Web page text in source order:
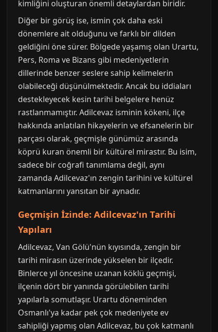
kimliğini oluşturan önemli detaylardan biridir.
Diğer bir görüş ise, ismin çok daha eski
dönemlere ait olduğunu ve farklı bir dilden
geldiğini öne sürer. Bölgede yaşamış olan Urartu,
Pers, Roma ve Bizans gibi medeniyetlerin
dillerinde benzer seslere sahip kelimelerin
olabileceği düşünülmektedir. Ancak bu iddiaları
destekleyecek kesin tarihi belgelere henüz
rastlanmamıştır. Adilcevaz isminin kökeni, ilçe
hakkında anlatılan hikayelerin ve efsanelerin bir
parçası olarak, geçmişle günümüz arasında
köprü kuran önemli bir kültürel mirastır. Bu isim,
sadece bir coğrafi tanımlama değil, aynı
zamanda Adilcevaz'ın zengin tarihini ve kültürel
katmanlarını yansıtan bir aynadır.
Geçmişin İzinde: Adilcevaz'ın Tarihi
Yapıları
Adilcevaz, Van Gölü'nün kıyısında, zengin bir
tarihi mirasın üzerinde yükselen bir ilçedir.
Binlerce yıl öncesine uzanan köklü geçmişi,
ilçenin dört bir yanında görülebilen tarihi
yapılarla somutlaşır. Urartu döneminden
Osmanlı'ya kadar pek çok medeniyete ev
sahipliği yapmış olan Adilcevaz, bu çok katmanlı